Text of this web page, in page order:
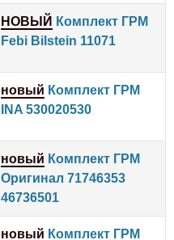
НОВЫЙ Комплект ГРМ
Febi Bilstein 11071
новый Комплект ГРМ
INA 530020530
новый Комплект ГРМ
Оригинал 71746353
46736501
новый Комплект ГРМ